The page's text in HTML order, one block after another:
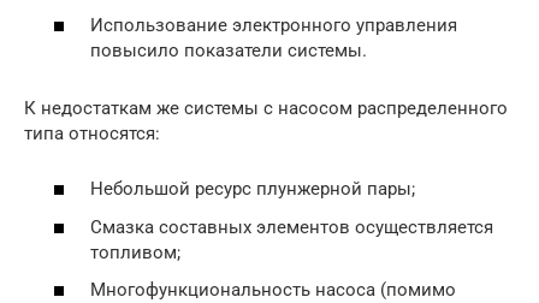
Использование электронного управления
повысило показатели системы.
К недостаткам же системы с насосом распределенного
типа относятся:
Небольшой ресурс плунжерной пары;
Смазка составных элементов осуществляется
топливом;
Многофункциональность насоса (помимо